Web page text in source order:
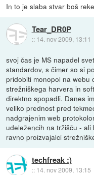
In to je slaba stvar boš
Tear_DR0P
:: 14. nov 2009, 13:11
svoj čas je MS napadel
standardov, s čimer so si
pridobiti monopol na webu
strežniškega harvera in
direktno spopadli. Danes
veliko prednost pred
nadgrajenim web
udeležencih na tržišču -
ravno proizvajalci
techfreak :)
:: 14. nov 2009, 13:15